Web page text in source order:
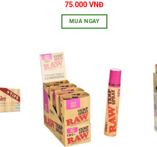
75.000VNĐ
MUA NGAY